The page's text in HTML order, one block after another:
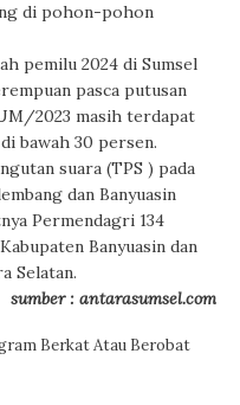
di pohon-pohon
pemilu 2024 di Sumsel
pasca putusan
2023 masih terdapat
bawah 30 persen.
suara (TPS ) pada
dan Banyuasin
Permendagri 134
Banyuasin dan
Selatan.
sumber : antarasumsel.com
Berkat Atau Berobat